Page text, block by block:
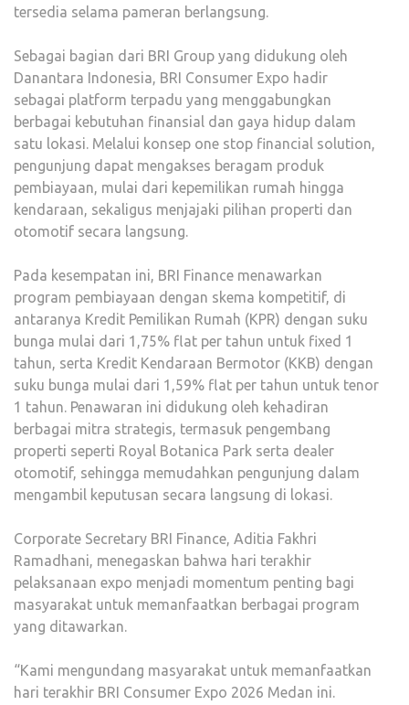
tersedia selama pameran berlangsung.
Sebagai bagian dari BRI Group yang didukung oleh
Danantara Indonesia, BRI Consumer Expo hadir
sebagai platform terpadu yang menggabungkan
berbagai kebutuhan finansial dan gaya hidup dalam
satu lokasi. Melalui konsep one stop financial solution,
pengunjung dapat mengakses beragam produk
pembiayaan, mulai dari kepemilikan rumah hingga
kendaraan, sekaligus menjajaki pilihan properti dan
otomotif secara langsung.
Pada kesempatan ini, BRI Finance menawarkan
program pembiayaan dengan skema kompetitif, di
antaranya Kredit Pemilikan Rumah (KPR) dengan suku
bunga mulai dari 1,75% flat per tahun untuk fixed 1
tahun, serta Kredit Kendaraan Bermotor (KKB) dengan
suku bunga mulai dari 1,59% flat per tahun untuk tenor
1 tahun. Penawaran ini didukung oleh kehadiran
berbagai mitra strategis, termasuk pengembang
properti seperti Royal Botanica Park serta dealer
otomotif, sehingga memudahkan pengunjung dalam
mengambil keputusan secara langsung di lokasi.
Corporate Secretary BRI Finance, Aditia Fakhri
Ramadhani, menegaskan bahwa hari terakhir
pelaksanaan expo menjadi momentum penting bagi
masyarakat untuk memanfaatkan berbagai program
yang ditawarkan.
“Kami mengundang masyarakat untuk memanfaatkan
hari terakhir BRI Consumer Expo 2026 Medan ini.